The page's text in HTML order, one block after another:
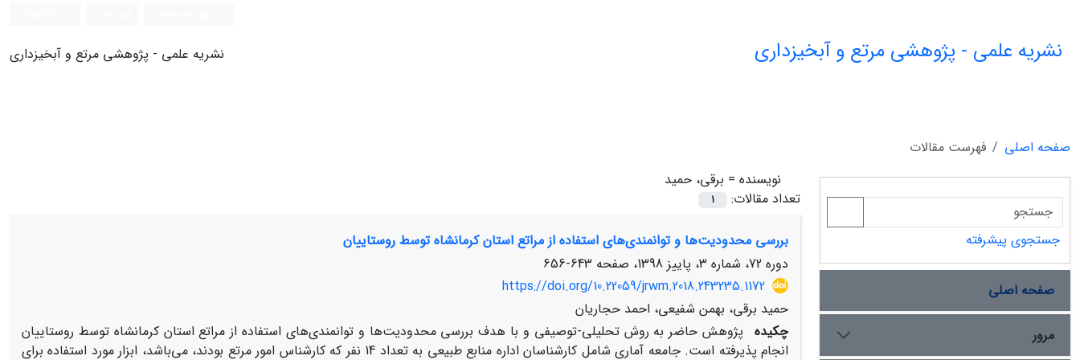
نشریه علمی - پژوهشی مرتع و آبخیزداری نشریه علمی - پژوهشی مرتع و آبخیزداری
صفحه اصلی
فهرست مقالات
نویسنده = برقی، حمید
تعداد مقالات:
1
بررسی محدودیت‌ها و توانمندی‌های استفاده از مراتع استان کرمانشاه توسط روستاییان
دوره 72، شماره 3، پاییز 1398، صفحه
643-656
https://doi.org/10.22059/jrwm.2018.243235.1172
حمید برقی، بهمن شفیعی، احمد حجاریان
چکیده پژوهش حاضر به روش تحلیلی-توصیفی و با هدف بررسی محدودیت‌ها و توانمندی‌های استفاده از مراتع استان کرمانشاه توسط روستاییان
انجام پذیرفته است. جامعه آماری شامل کارشناسان اداره منابع طبیعی به تعداد 14 نفر که کارشناس امور مرتع بودند، می‌باشد، ابزار مورد استفاده برای
جستجوی پیشرفته
صفحه اصلی
مرور